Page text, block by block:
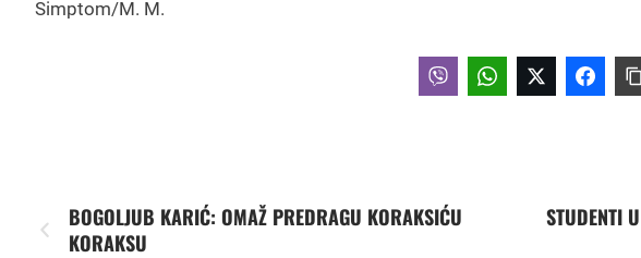
Simptom/M. M.
BOGOLJUB KARIĆ: OMAŽ PREDRAGU KORAKSIĆU
KORAKSU
STUDENTI